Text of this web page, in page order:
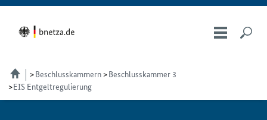
Beschlusskammern
Beschlusskammer 3
EIS Entgeltregulierung